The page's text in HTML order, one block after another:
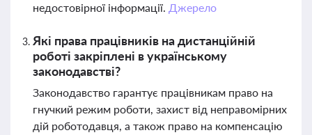
недостовірної інформації. Джерело
Які права працівників на дистанційній
роботі закріплені в українському
законодавстві?
Законодавство гарантує працівникам право на
гнучкий режим роботи, захист від неправомірних
дій роботодавця, а також право на компенсацію